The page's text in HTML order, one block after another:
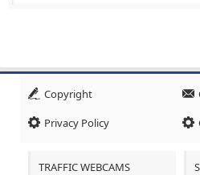
Copyright
Privacy Policy
TRAFFIC WEBCAMS